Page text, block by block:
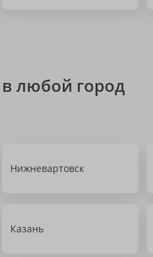
любой город
Нижневартовск
Казань